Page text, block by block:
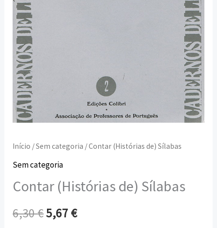
Início /Sem categoria / Contar (Histórias de) Sílabas
Sem categoria
Contar (Histórias de) Sílabas
6,30€5,67 €